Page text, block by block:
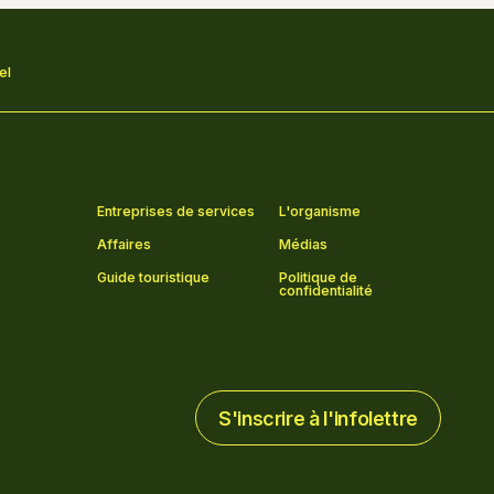
Entreprises de services
L'organisme
Affaires
Médias
Guide touristique
Politique de
confidentialité
S'inscrire à l'infolettre
S'inscrire à l'infolettre